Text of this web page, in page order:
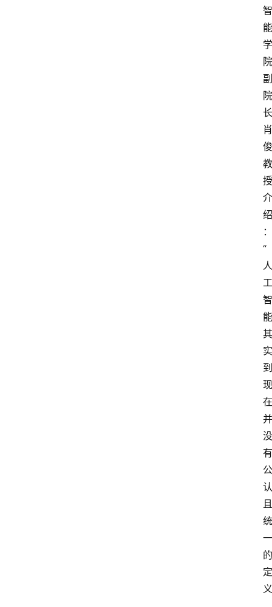
智
能
学
院
副
院
长
肖
俊
教
授
介
绍
：
“
人
工
智
能
其
实
到
现
在
并
没
有
公
认
且
统
一
的
定
义